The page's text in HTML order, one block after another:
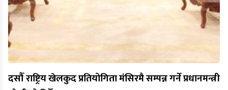
दसौँ राष्ट्रिय खेलकुद प्रतियोगिता मंसिरमै सम्पन्न गर्ने प्रधानमन्त्री